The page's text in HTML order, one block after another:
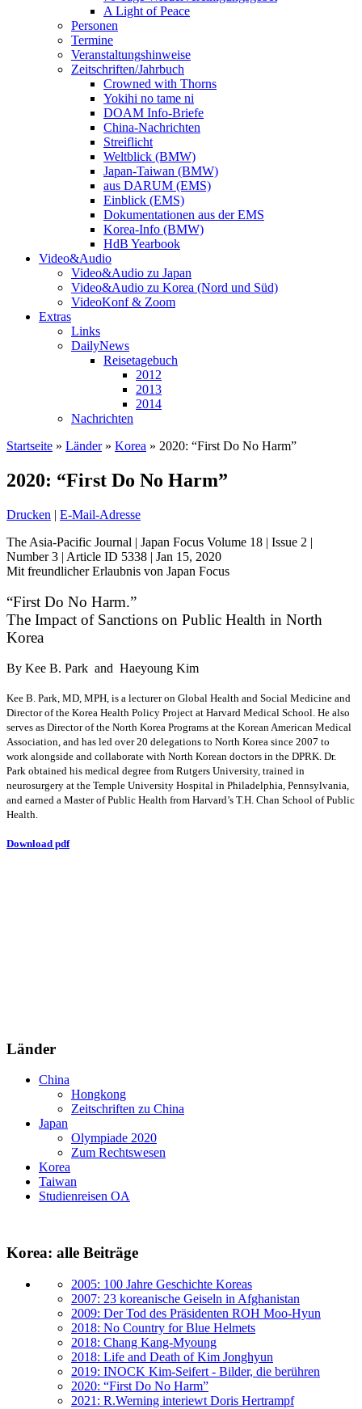
A Light of Peace
Personen
Termine
Veranstaltungshinweise
Zeitschriften/Jahrbuch
Crowned with Thorns
Yokihi no tame ni
DOAM Info-Briefe
China-Nachrichten
Streiflicht
Weltblick (BMW)
Japan-Taiwan (BMW)
aus DARUM (EMS)
Einblick (EMS)
Dokumentationen aus der EMS
Korea-Info (BMW)
HdB Yearbook
Video&Audio
Video&Audio zu Japan
Video&Audio zu Korea (Nord und Süd)
VideoKonf & Zoom
Extras
Links
DailyNews
Reisetagebuch
2012
2013
2014
Nachrichten
Startseite » Länder» Korea » 2020: “First Do No Harm”
2020: “First Do No Harm”
Drucken | E-Mail-Adresse
The Asia-Pacific Journal | Japan Focus Volume 18 | Issue 2 |
Number 3 | Article ID 5338 | Jan 15, 2020
Mit freundlicher Erlaubnis von Japan Focus
“First Do No Harm.”
The Impact of Sanctions on Public Health in North
Korea
By Kee B. Park and Haeyoung Kim
Kee B. Park, MD, MPH, is a lecturer on Global Health and Social Medicine and
Director of the Korea Health Policy Project at Harvard Medical School. He also
serves as Director of the North Korea Programs at the Korean American Medical
Association, and has led over 20 delegations to North Korea since 2007 to
work alongside and collaborate with North Korean doctors in the DPRK. Dr.
Park obtained his medical degree from Rutgers University, trained in
neurosurgery at the Temple University Hospital in Philadelphia, Pennsylvania,
and earned a Master of Public Health from Harvard’s T.H. Chan School of Public
Health.
Download pdf
Länder
China
Hongkong
Zeitschriften zu China
Japan
Olympiade 2020
Zum Rechtswesen
Korea
Taiwan
Studienreisen OA
Korea: alle Beiträge
2005: 100 Jahre Geschichte Koreas
2007: 23 koreanische Geiseln in Afghanistan
2009: Der Tod des Präsidenten ROH Moo-Hyun
2018: No Country for Blue Helmets
2018: Chang Kang-Myoung
2018: Life and Death of Kim Jonghyun
2019: INOCK Kim-Seifert - Bilder, die berühren
2020: “First Do No Harm”
2021: R.Werning interiewt Doris Hertrampf